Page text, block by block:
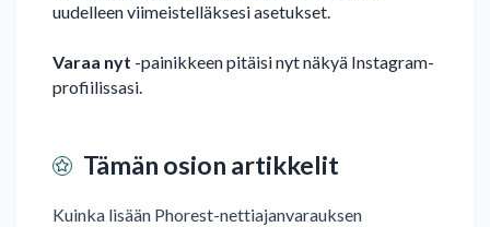
uudelleen viimeistelläksesi asetukset.
Varaa nyt -painikkeen pitäisi nyt näkyä Instagram-
profiilissasi.
Tämän osion artikkelit
Kuinka lisään Phorest-nettiajanvarauksen